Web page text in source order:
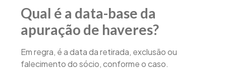
Qual é a data-base da
apuração de haveres?
Em regra, é a data da retirada, exclusão ou
falecimento do sócio, conforme o caso.